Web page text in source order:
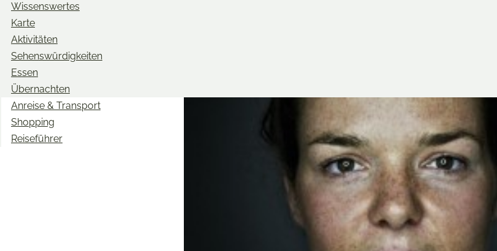
Wissenswertes
Karte
Aktivitäten
Sehenswürdigkeiten
Essen
Übernachten
Anreise & Transport
Shopping
Reiseführer